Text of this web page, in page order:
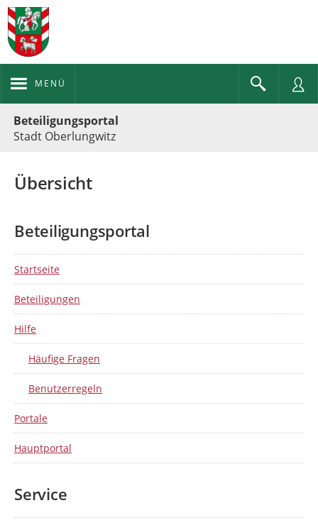
MENÜ
Beteiligungsportal
Stadt Oberlungwitz
Übersicht
Beteiligungsportal
Startseite
Beteiligungen
Hilfe
Häufige Fragen
Benutzerregeln
Portale
Hauptportal
Service